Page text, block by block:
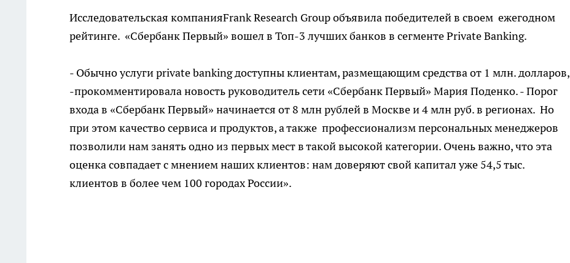
Исследовательская компанияFrank Research Group объявила победителей в своем ежегодном
рейтинге. «Сбербанк Первый» вошел в Топ-3 лучших банков в сегменте Private Banking.
- Обычно услуги private banking доступны клиентам, размещающим средства от 1 млн. долларов,
-прокомментировала новость руководитель сети «Сбербанк Первый» Мария Поденко. - Порог
входа в «Сбербанк Первый» начинается от 8 млн рублей в Москве и 4 млн руб. в регионах. Но
при этом качество сервиса и продуктов, а также профессионализм персональных менеджеров
позволили нам занять одно из первых мест в такой высокой категории. Очень важно, что эта
оценка совпадает с мнением наших клиентов: нам доверяют свой капитал уже 54,5 тыс.
клиентов в более чем 100 городах России».